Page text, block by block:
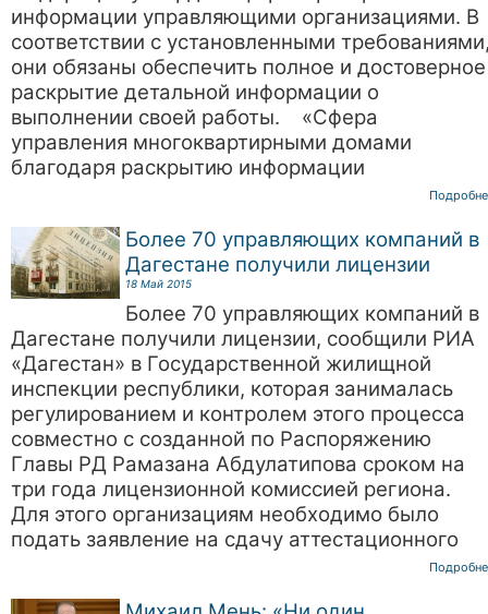
информации управляющими организациями. В
соответствии с установленными
они обязаны обеспечить полное и достоверное
раскрытие детальной информации о
выполнении своей работы. «Сфера
управления многоквартирными домами
благодаря раскрытию информации
Более 70 управляющих компаний в
Дагестане получили лицензии
18 Май 2015
Более 70 управляющих компаний в
Дагестане получили лицензии, сообщили РИА
«Дагестан» в Государственной жилищной
инспекции республики, которая занималась
регулированием и контролем этого процесса
совместно с созданной по Распоряжению
Главы РД Рамазана Абдулатипова сроком на
три года лицензионной комиссией региона.
Для этого организациям необходимо было
подать заявление на сдачу аттестационного